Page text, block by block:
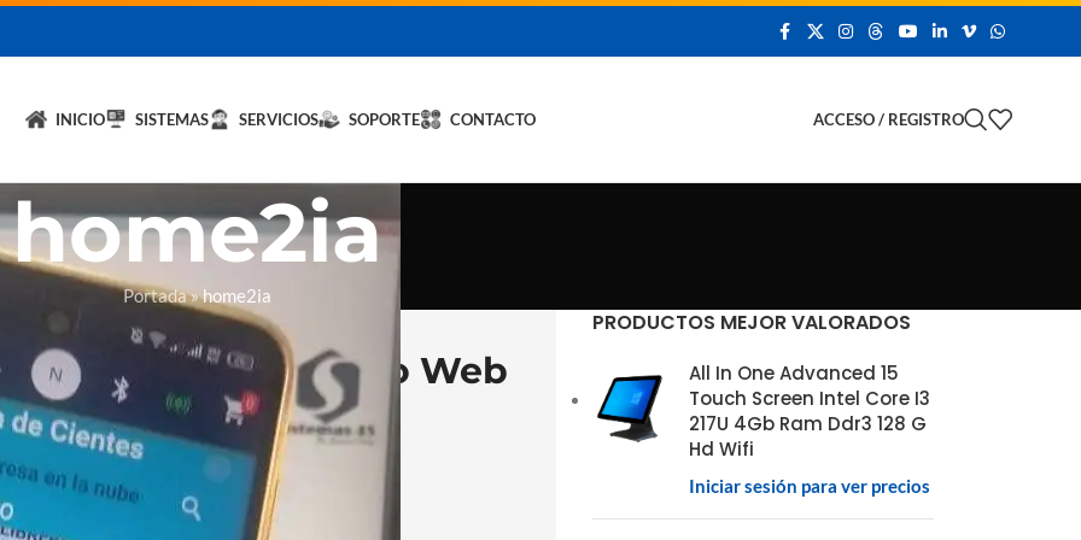
INICIO SISTEMAS SERVICIOS SOPORTE CONTACTO ACCESO / REGISTRO
home2ia
Portada»home2ia
Fiscales y Desarrollo Web
y seguridad para tu negocio.
PRODUCTOS MEJOR VALORADOS
All In One Advanced 15
Touch Screen Intel Core I3
217U 4Gb Ram Ddr3 128 G
Hd Wifi
Iniciar sesión para ver precios